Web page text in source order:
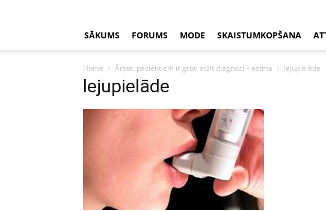
SĀKUMS FORUMS MODE SKAISTUMKOPŠANA
Home Ārste: pacientiem ir grūti atzīt diagnozi – astma lejupielāde
lejupielāde